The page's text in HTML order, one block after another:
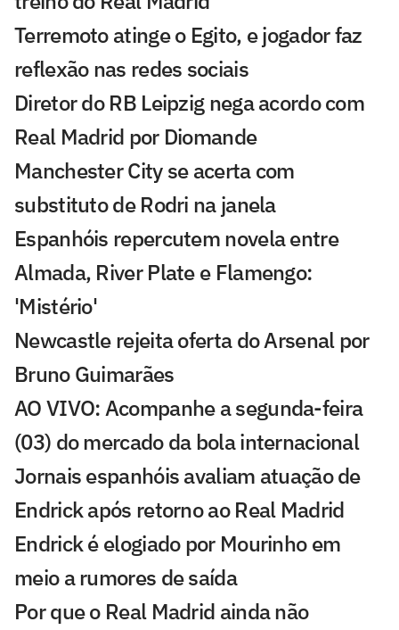
Terremoto atinge o Egito, e jogador faz
reflexão nas redes sociais
Diretor do RB Leipzig nega acordo com
Real Madrid por Diomande
Manchester City se acerta com
substituto de Rodri na janela
Espanhóis repercutem novela entre
Almada, River Plate e Flamengo:
'Mistério'
Newcastle rejeita oferta do Arsenal por
Bruno Guimarães
AO VIVO: Acompanhe a segunda-feira
(03) do mercado da bola internacional
Jornais espanhóis avaliam atuação de
Endrick após retorno ao Real Madrid
Endrick é elogiado por Mourinho em
meio a rumores de saída
Por que o Real Madrid ainda não